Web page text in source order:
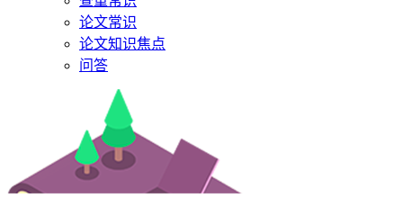
论文常识
论文知识焦点
问答